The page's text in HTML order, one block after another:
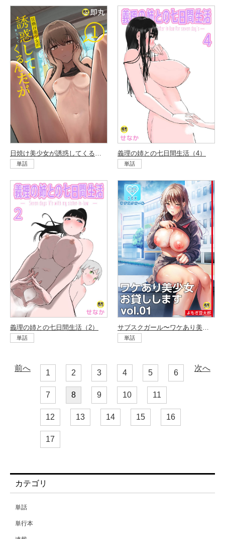
単話
義理の姉との七日間生活（4）
単話
義理の姉との七日間生活（2）
単話 単話
前へ
1 2 3 4 5 6
7 8 9 10 11
12 13 14 15 16
17
次へ
カテゴリ
単話
単行本